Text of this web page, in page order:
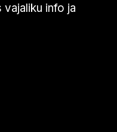
info ja